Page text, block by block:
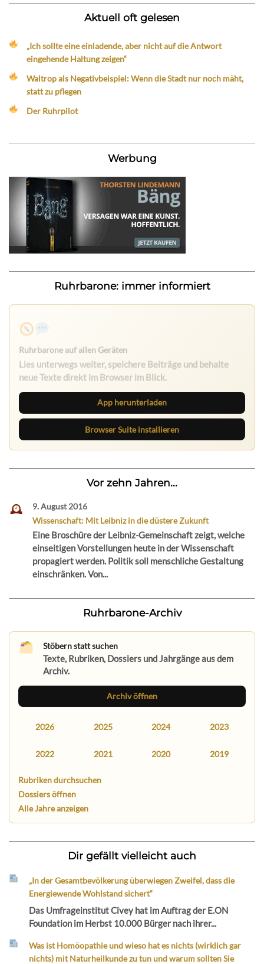
Aktuell oft gelesen
„Ich sollte eine einladende, aber nicht auf die Antwort
eingehende Haltung zeigen“
Waltrop als Negativbeispiel: Wenn die Stadt nur noch mäht,
statt zu pflegen
Der Ruhrpilot
Werbung
Ruhrbarone: immer informiert
Ruhrbarone auf allen Geräten
Lies unterwegs weiter, speichere Beiträge und behalte
neue Texte direkt im Browser im Blick.
App herunterladen
Browser Suite installieren
Vor zehn Jahren...
9. August 2016
Wissenschaft: Mit Leibniz in die düstere Zukunft
Eine Broschüre der Leibniz-Gemeinschaft zeigt, welche
einseitigen Vorstellungen heute in der Wissenschaft
propagiert werden. Politik soll menschliche Gestaltung
einschränken. Von...
Ruhrbarone-Archiv
Stöbern statt suchen
Texte, Rubriken, Dossiers und Jahrgänge aus dem
Archiv.
Archiv öffnen
2026 2025 2024 2023
2022 2021 2020 2019
Rubriken durchsuchen
Dossiers öffnen
Alle Jahre anzeigen
Dir gefällt vielleicht auch
„In der Gesamtbevölkerung überwiegen Zweifel, dass die
Energiewende Wohlstand sichert“
Das Umfrageinstitut Civey hat im Auftrag der E.ON
Foundation im Herbst 10.000 Bürger nach ihrer...
Was ist Homöopathie und wieso hat es nichts (wirklich gar
nichts) mit Naturheilkunde zu tun und warum sollten Sie